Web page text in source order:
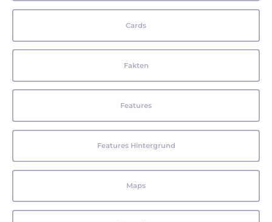
Cards
Fakten
Features
Features Hintergrund
Maps